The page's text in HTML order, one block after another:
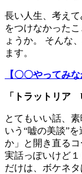
長い人生、考え
をつけなかった
ょうか。 そんな
ます。
【〇〇やってみ
「トラットリア
とてもいい話、
いう“嘘の美談”
か」と開き直るコ
実話っぽいけど
だけは、ボケネタ